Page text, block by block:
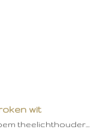
wit
theelichthouder…